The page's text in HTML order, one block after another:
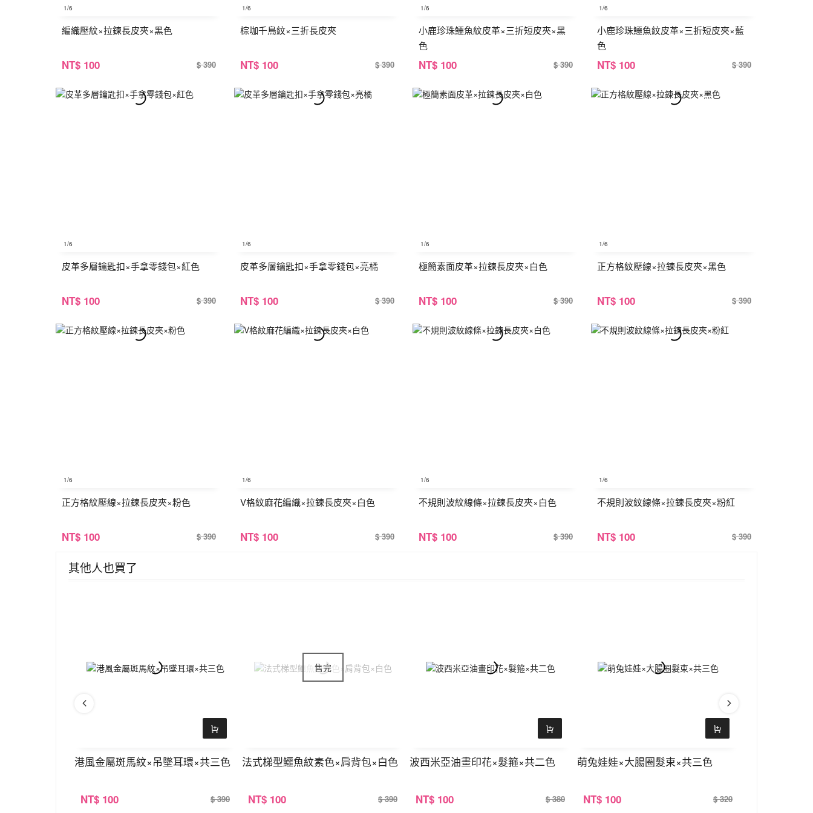
1/6
編織壓紋×拉鍊長皮夾×黑色
NT$ 100 $ 390
1/6
棕咖千鳥紋×三折長皮夾
NT$ 100 $ 390
1/6
小鹿珍珠鱷魚紋皮革×三折短皮夾×黑
色
NT$ 100 $ 390
1/6
小鹿珍珠鱷魚紋皮革×三折短皮夾×藍
色
NT$ 100 $ 390
1/6
皮革多層鑰匙扣×手拿零錢包×紅色
NT$ 100 $ 390
1/6
皮革多層鑰匙扣×手拿零錢包×亮橘
NT$ 100 $ 390
1/6
極簡素面皮革×拉鍊長皮夾×白色
NT$ 100 $ 390
1/6
正方格紋壓線×拉鍊長皮夾×黑色
NT$ 100 $ 390
1/6
正方格紋壓線×拉鍊長皮夾×粉色
NT$ 100 $ 390
1/6
V格紋麻花編織×拉鍊長皮夾×白色
NT$ 100 $ 390
1/6
不規則波紋線條×拉鍊長皮夾×白色
NT$ 100 $ 390
1/6
不規則波紋線條×拉鍊長皮夾×粉紅
NT$ 100 $ 390
其他人也買了
港風金屬斑馬紋×吊墜耳環×共三色
NT$ 100 $ 390
法式梯型鱷魚紋素色×肩背包×白色
NT$ 100 $ 390
波西米亞油畫印花×髮箍×共二色
NT$ 100 $ 380
萌兔娃娃×大腸圈髮束×共三色
NT$ 100 $ 320